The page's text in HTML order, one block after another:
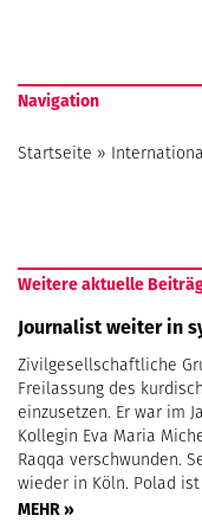
Navigation
Startseite »
Weitere aktuelle
Journalist weiter in
Zivilgesellschaftliche
Freilassung des
einzusetzen. Er war im
Kollegin Eva Maria
Raqqa verschwunden.
wieder in Köln. Polad
MEHR »